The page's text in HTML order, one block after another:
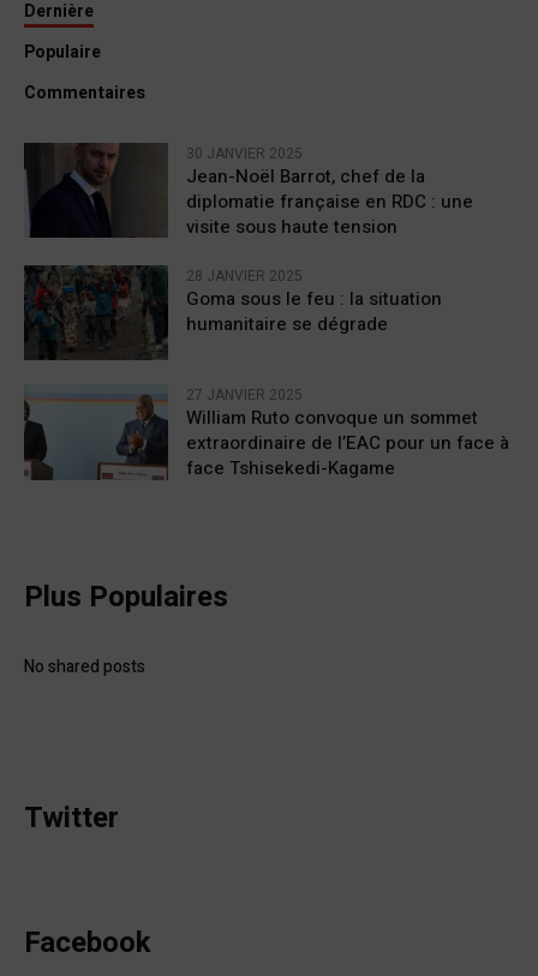
Dernière
Populaire
Commentaires
30 JANVIER 2025
Jean-Noël Barrot, chef de la
diplomatie française en RDC : une
visite sous haute tension
28 JANVIER 2025
Goma sous le feu : la situation
humanitaire se dégrade
27 JANVIER 2025
William Ruto convoque un sommet
extraordinaire de l’EAC pour un face à
face Tshisekedi-Kagame
Plus Populaires
No shared posts
Twitter
Facebook